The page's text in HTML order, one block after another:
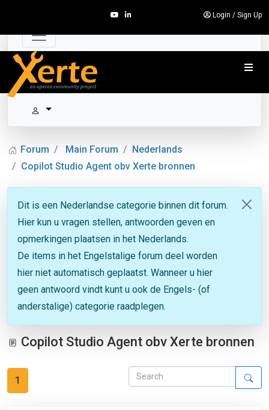
Login / Sign Up
Forum Main Forum
Nederlands
Copilot Studio Agent obv Xerte bronnen
Dit is een Nederlandse categorie binnen dit forum.
Hier kun u vragen stellen, antwoorden geven en
opmerkingen plaatsen in het Nederlands.
De items in het Engelstalige forum deel worden
hier niet automatisch geplaatst. Wanneer u hier
geen antwoord vindt kunt u ook de Engels- (of
anderstalige) categorie raadplegen.
Copilot Studio Agent obv Xerte bronnen
1